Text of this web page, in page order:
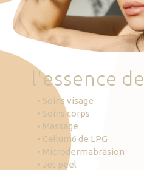
Prendre RDV
'essence de
• Soins visage
• Soins corps
• Massage
• Cellum6 de LPG
• Microdermabrasion
• Jet peel